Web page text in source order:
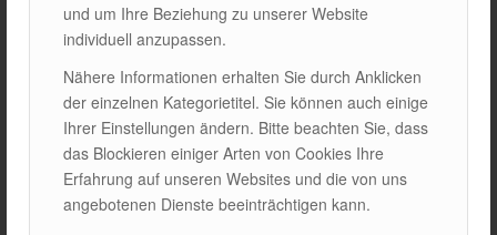
und um Ihre Beziehung zu unserer Website
individuell anzupassen.
Nähere Informationen erhalten Sie durch Anklicken
der einzelnen Kategorietitel. Sie können auch einige
Ihrer Einstellungen ändern. Bitte beachten Sie, dass
das Blockieren einiger Arten von Cookies Ihre
Erfahrung auf unseren Websites und die von uns
angebotenen Dienste beeinträchtigen kann.
Goethestraße 4-8,
Main
Tel.: +49 6924 7455
290